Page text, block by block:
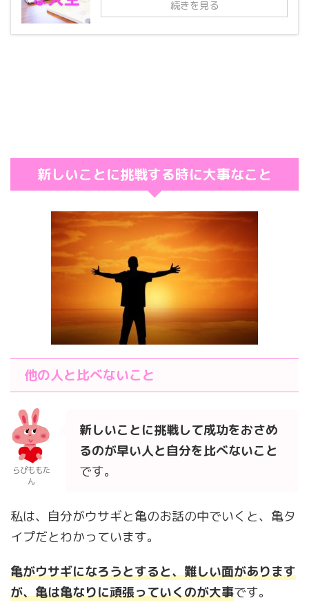
続きを見る
新しいことに挑戦する時に大事なこと
他の人と比べないこと
らぴももた
ん
新しいことに挑戦して成功をおさめ
るのが早い人と自分を比べないこと
です。
私は、自分がウサギと亀のお話の中でいくと、亀タ
イプだとわかっています。
亀がウサギになろうとすると、難しい面があります
が、亀は亀なりに頑張っていくのが大事です。